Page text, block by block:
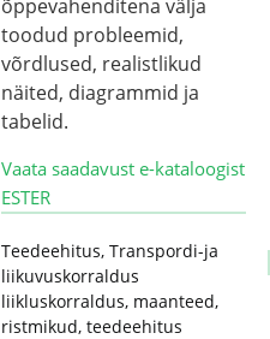
õppevahenditena välja
toodud probleemid,
võrdlused, realistlikud
näited, diagrammid ja
tabelid.
Vaata saadavust e-kataloogist
ESTER
Teedeehitus, Transpordi-ja
liikuvuskorraldus
liikluskorraldus, maanteed,
ristmikud, teedeehitus